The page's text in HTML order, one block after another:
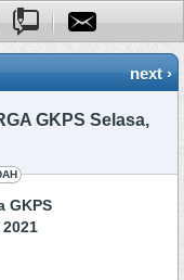
next ›
GKPS Selasa,
GKPS